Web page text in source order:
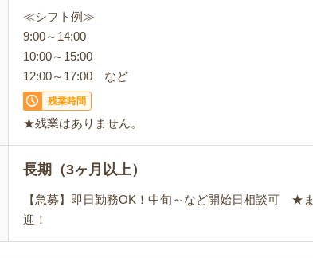
≪シフト例≫
9:00～14:00
10:00～15:00
12:00～17:00 など
残業時間
★残業はありません。
長期（3ヶ月以上）
【急募】即日勤務OK！中旬～など開始日相談可 ★
迎！